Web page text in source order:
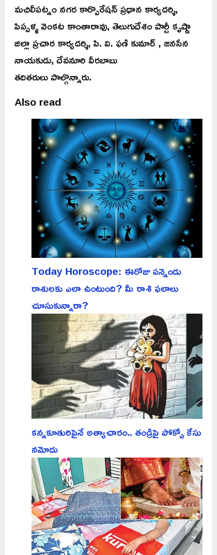
మచిలీపట్నం నగర కార్పొరేషన్ ప్రధాన కార్యదర్శి,
పిప్పళ్ళ వెంకట కాంతారావు, తెలుగుదేశం పార్టీ కృష్ణా
జిల్లా ప్రచార కార్యదర్శి, పి. వి. ఫణి కుమార్ , జనసేన
నాయకుడు, దేవనూరి వీరబాబు
తదితరులు పాల్గొన్నారు.
Also read
Today Horoscope: ఈరోజు పన్నెండు
రాశులకు ఎలా ఉంటుంది? మీ రాశి ఫలాలు
చూసుకున్నారా?
కన్నకూతురిపైనే అత్యాచారం.. తండ్రిపై పోక్సో కేసు
నమోదు